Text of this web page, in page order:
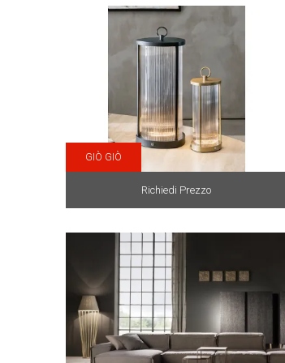
GIÒ GIÒ
Richiedi Prezzo